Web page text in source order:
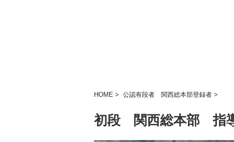
HOME > 公認有段者 関西総本部登録者 >
初段 関西総本部 指